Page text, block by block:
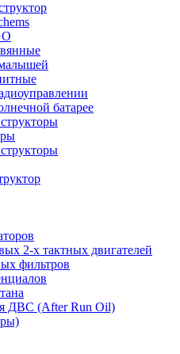
батарее
2-х тактных двигателей
фильтров
ДВС (After Run Oil)